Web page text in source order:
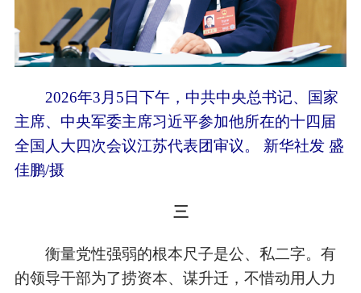
2026年3月5日下午，中共中央总书记、国家
主席、中央军委主席习近平参加他所在的十四届
全国人大四次会议江苏代表团审议。 新华社发 盛
佳鹏/摄
三
衡量党性强弱的根本尺子是公、私二字。有
的领导干部为了捞资本、谋升迁，不惜动用人力